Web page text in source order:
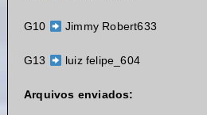
G10 Jimmy Robert633
G13 luiz felipe_604
Arquivos enviados: